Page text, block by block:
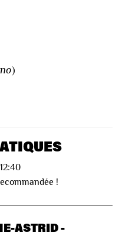
)
12:40
!
ASTRID -